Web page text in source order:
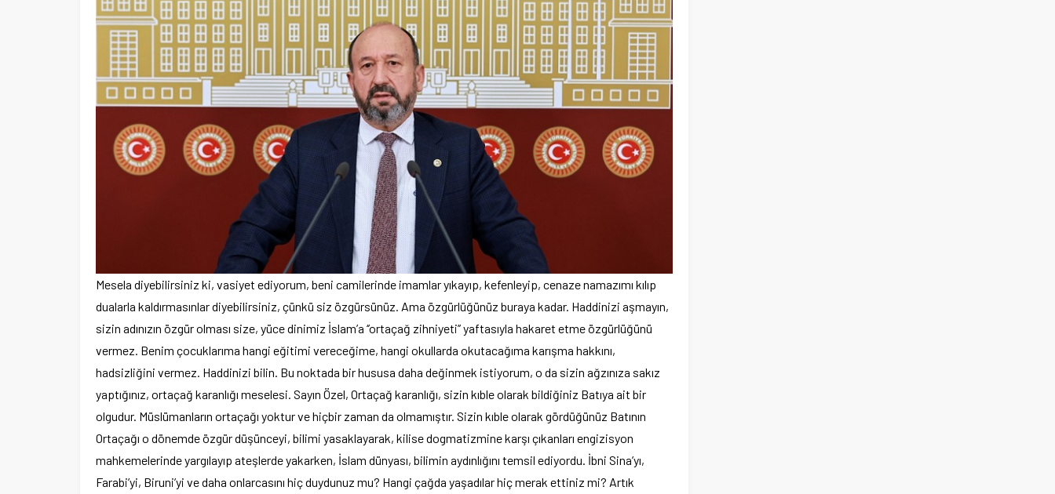
Mesela diyebilirsiniz ki, vasiyet ediyorum, beni camilerinde imamlar yıkayıp, kefenleyip, cenaze namazımı kılıp
dualarla kaldırmasınlar diyebilirsiniz, çünkü siz özgürsünüz. Ama özgürlüğünüz buraya kadar. Haddinizi aşmayın,
sizin adınızın özgür olması size, yüce dinimiz İslam’a ‘’ortaçağ zihniyeti’’ yaftasıyla hakaret etme özgürlüğünü
vermez. Benim çocuklarıma hangi eğitimi vereceğime, hangi okullarda okutacağıma karışma hakkını,
hadsizliğini vermez. Haddinizi bilin. Bu noktada bir hususa daha değinmek istiyorum, o da sizin ağzınıza sakız
yaptığınız, ortaçağ karanlığı meselesi. Sayın Özel, Ortaçağ karanlığı, sizin kıble olarak bildiğiniz Batıya ait bir
olgudur. Müslümanların ortaçağı yoktur ve hiçbir zaman da olmamıştır. Sizin kıble olarak gördüğünüz Batının
Ortaçağı o dönemde özgür düşünceyi, bilimi yasaklayarak, kilise dogmatizmine karşı çıkanları engizisyon
mahkemelerinde yargılayıp ateşlerde yakarken, İslam dünyası, bilimin aydınlığını temsil ediyordu. İbni Sina’yı,
Farabi’yi, Biruni’yi ve daha onlarcasını hiç duydunuz mu? Hangi çağda yaşadılar hiç merak ettiniz mi? Artık